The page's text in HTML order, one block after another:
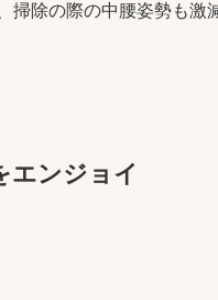
除の際の中腰姿勢も激
エンジョイ